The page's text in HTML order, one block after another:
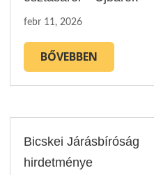
febr 11, 2026
BŐVEBBEN
Bicskei Járásbíróság
hirdetménye